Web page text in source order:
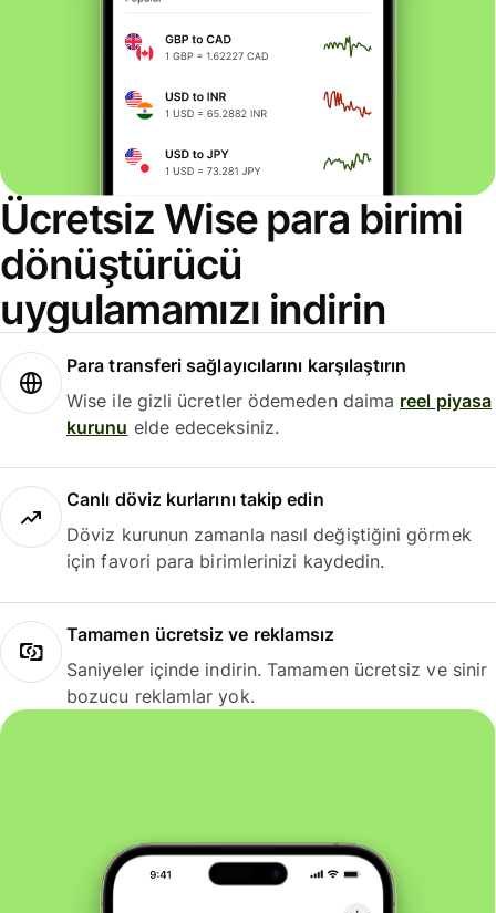
Ücretsiz Wise para birimi
dönüştürücü
uygulamamızı indirin
Para transferi sağlayıcılarını karşılaştırın
Wise ile gizli ücretler ödemeden daima reel piyasa
kurunu elde edeceksiniz.
Canlı döviz kurlarını takip edin
Döviz kurunun zamanla nasıl değiştiğini görmek
için favori para birimlerinizi kaydedin.
Tamamen ücretsiz ve reklamsız
Saniyeler içinde indirin. Tamamen ücretsiz ve sinir
bozucu reklamlar yok.